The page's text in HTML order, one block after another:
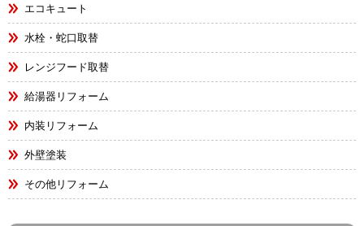
エコキュート
水栓・蛇口取替
レンジフード取替
給湯器リフォーム
内装リフォーム
外壁塗装
その他リフォーム